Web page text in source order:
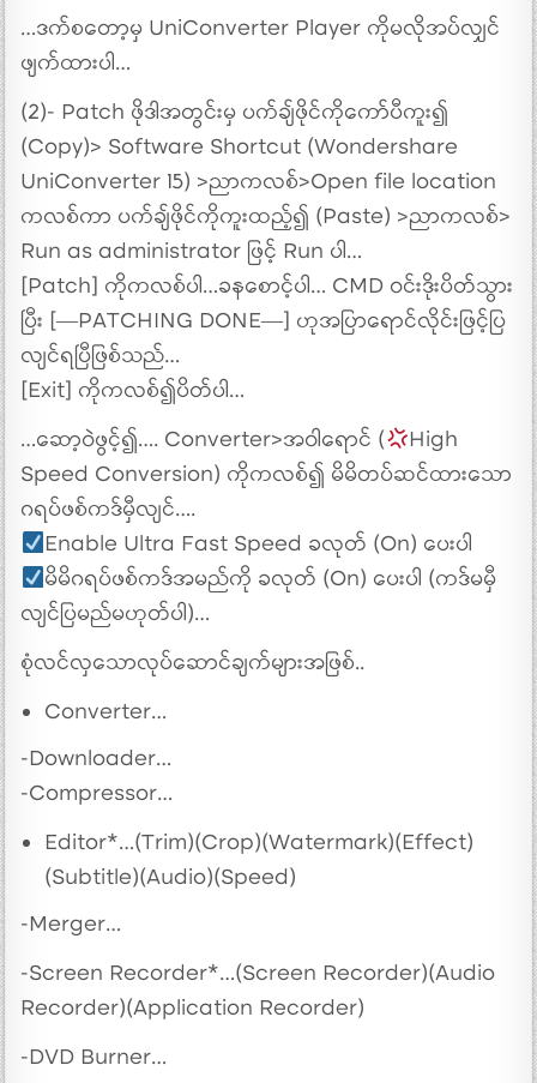
…ဒက်စတော့မှ UniConverter Player ကိုမလိုအပ်လျှင်
ဖျက်ထားပါ…
(2)- Patch ဖိုဒါအတွင်းမှ ပက်ချ်ဖိုင်ကိုကော်ပီကူး၍
(Copy)> Software Shortcut (Wondershare
UniConverter 15) >ညာကလစ်>Open file location
ကလစ်ကာ ပက်ချ်ဖိုင်ကိုကူးထည့်၍ (Paste) >ညာကလစ်>
Run as administrator ဖြင့် Run ပါ…
[Patch] ကိုကလစ်ပါ…ခနစောင့်ပါ… CMD ဝင်းဒိုးပိတ်သွား
ပြီး [—PATCHING DONE—] ဟုအပြာရောင်လိုင်းဖြင့်ပြ
လျင်ရပြီဖြစ်သည်…
[Exit] ကိုကလစ်၍ပိတ်ပါ…
…ဆော့ဝဲဖွင့်၍…. Converter>အဝါရောင် (
High
Speed Conversion) ကိုကလစ်၍ မိမိတပ်ဆင်ထားသော
ဂရပ်ဖစ်ကဒ်မှီလျင်….
Enable Ultra Fast Speed ခလုတ် (On) ပေးပါ
မိမိဂရပ်ဖစ်ကဒ်အမည်ကို ခလုတ် (On) ပေးပါ (ကဒ်မမှီ
လျင်ပြမည်မဟုတ်ပါ)…
စုံလင်လှသောလုပ်ဆောင်ချက်များအဖြစ်..
Converter…
-Downloader…
-Compressor…
Editor*…(Trim)(Crop)(Watermark)(Effect)
(Subtitle)(Audio)(Speed)
-Merger…
-Screen Recorder*…(Screen Recorder)(Audio
Recorder)(Application Recorder)
-DVD Burner…